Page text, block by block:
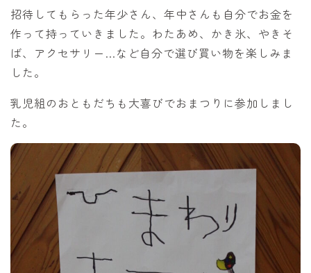
招待してもらった年少さん、年中さんも自分でお金を
作って持っていきました。わたあめ、かき氷、やきそ
ば、アクセサリー…など自分で選び買い物を楽しみま
した。
乳児組のおともだちも大喜びでおまつりに参加しまし
た。